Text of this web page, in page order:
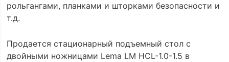
рольгангами, планками и шторками безопасности и
т.д.
Продается стационарный подъемный стол с
двойными ножницами Lema LM HCL-1.0-1.5 в